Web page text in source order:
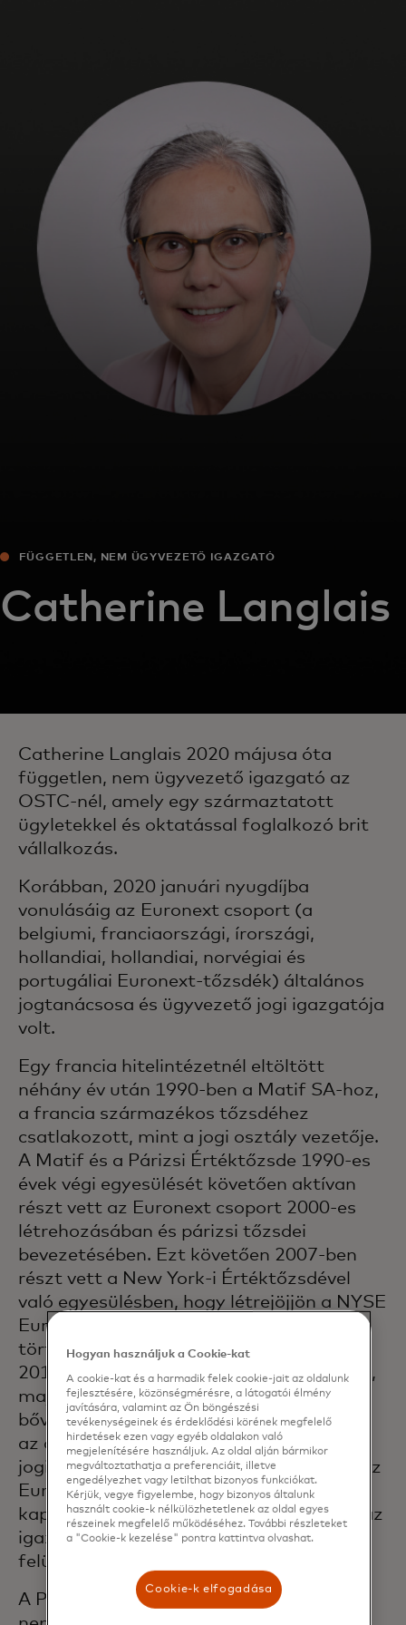
Vállalkozásoknak
A világért
Innovátoroknak
Hírek és trendek
FÜGGETLEN, NEM ÜGYVEZETŐ IGAZGATÓ
Catherine Langlais
Catherine Langlais 2020 májusa óta
független, nem ügyvezető igazgató az
OSTC-nél, amely egy származtatott
ügyletekkel és oktatással foglalkozó brit
vállalkozás.
Korábban, 2020 januári nyugdíjba
vonulásáig az Euronext csoport (a
belgiumi, franciaországi, írországi,
hollandiai, hollandiai, norvégiai és
portugáliai Euronext-tőzsdék) általános
jogtanácsosa és ügyvezető jogi igazgatója
volt.
Egy francia hitelintézetnél eltöltött
néhány év után 1990-ben a Matif SA-hoz,
a francia származékos tőzsdéhez
csatlakozott, mint a jogi osztály vezetője.
A Matif és a Párizsi Értéktőzsde 1990-es
évek végi egyesülését követően aktívan
részt vett az Euronext csoport 2000-es
létrehozásában és párizsi tőzsdei
bevezetésében. Ezt követően 2007-ben
részt vett a New York-i Értéktőzsdével
való egyesülésben, hogy létrejöjjön a NYSE
Euronext, majd az ICE által 2013-ban
történő felvásárlása után, az Euronext
2014-es szétválasztásában és IPO-jában,
majd a dublini és az oslói tőzsdékre való
bővítésben. Az Euronext Csoporton belül
az ő feladatai közé tartozott az összes
jogi és szabályozási kérdés felügyelete, az
Euronext szabályozói kollégiumával való
kapcsolattartás koordinálása, valamint az
igazgatótanácsnak és a
felügyelőbizottságnak való tanácsadás.
A Paris XI-Sceaux-i Párizsi Egyetemen
Hogyan használjuk a Cookie-kat
A cookie-kat és a harmadik felek cookie-jait az oldalunk
fejlesztésére, közönségmérésre, a látogatói élmény
javítására, valamint az Ön böngészési
tevékenységeinek és érdeklődési körének megfelelő
hirdetések ezen vagy egyéb oldalakon való
megjelenítésére használjuk. Az oldal alján bármikor
megváltoztathatja a preferenciáit, illetve
engedélyezhet vagy letilthat bizonyos funkciókat.
Kérjük, vegye figyelembe, hogy bizonyos általunk
használt cookie-k nélkülözhetetlenek az oldal egyes
részeinek megfelelő működéséhez. További részleteket
a "Cookie-k kezelése" pontra kattintva olvashat.
Cookie-k elfogadása